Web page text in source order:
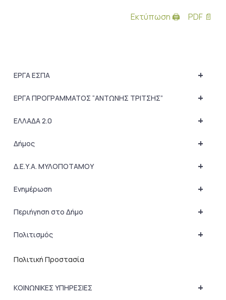
Εκτύπωση 🖨 PDF 📄
+
ΕΡΓΑ ΕΣΠΑ
+
ΕΡΓΑ ΠΡΟΓΡΑΜΜΑΤΟΣ “ΑΝΤΩΝΗΣ ΤΡΙΤΣΗΣ”
+
ΕΛΛΑΔΑ 2.0
+
Δήμος
+
Δ.Ε.Υ.Α. ΜΥΛΟΠΟΤΑΜΟΥ
+
Ενημέρωση
+
Περιήγηση στο Δήμο
+
Πολιτισμός
Πολιτική Προστασία
+
ΚΟΙΝΩΝΙΚΕΣ ΥΠΗΡΕΣΙΕΣ